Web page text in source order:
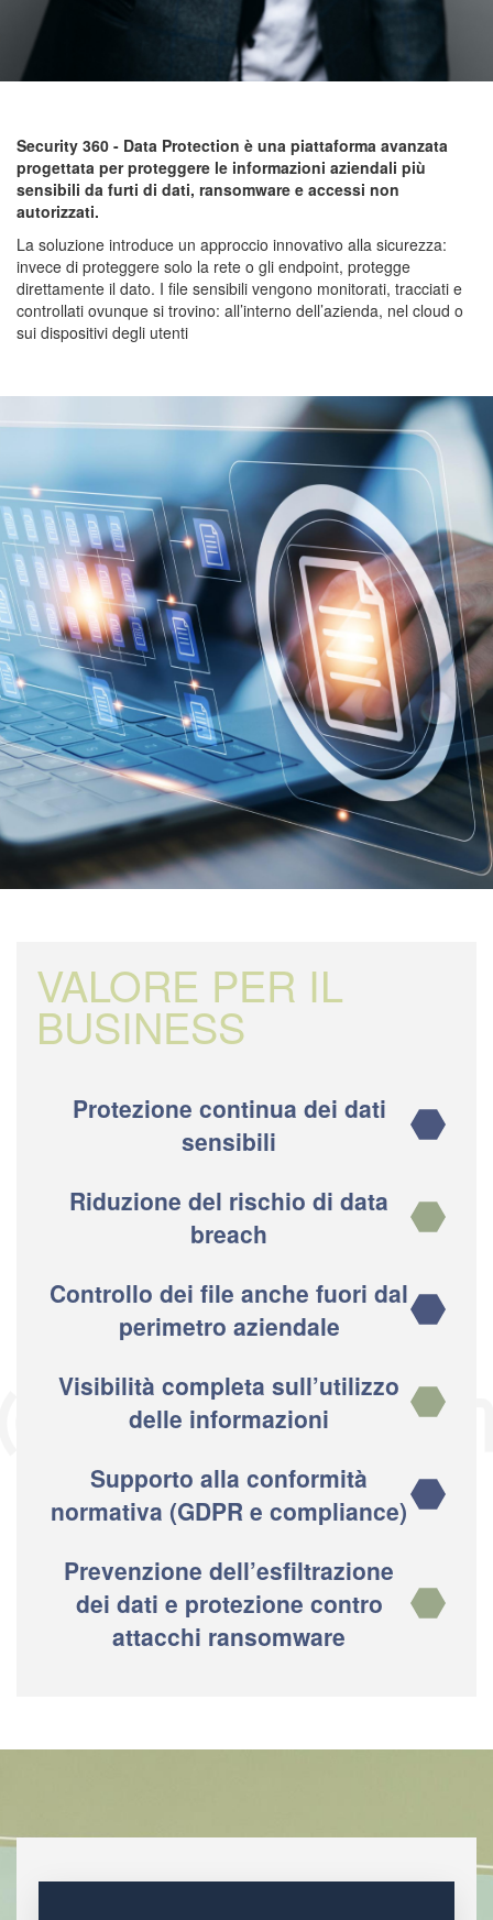
Security 360 - Data Protection è una piattaforma avanzata
progettata per proteggere le informazioni aziendali più
sensibili da furti di dati, ransomware e accessi non
autorizzati.
La soluzione introduce un approccio innovativo alla sicurezza:
invece di proteggere solo la rete o gli endpoint, protegge
direttamente il dato. I file sensibili vengono monitorati, tracciati e
controllati ovunque si trovino: all’interno dell’azienda, nel cloud o
sui dispositivi degli utenti
VALORE PER IL
BUSINESS
Protezione continua dei dati
sensibili
Riduzione del rischio di data
breach
Controllo dei file anche fuori dal
perimetro aziendale
Visibilità completa sull’utilizzo
delle informazioni
Supporto alla conformità
normativa (GDPR e compliance)
Prevenzione dell’esfiltrazione
dei dati e protezione contro
attacchi ransomware